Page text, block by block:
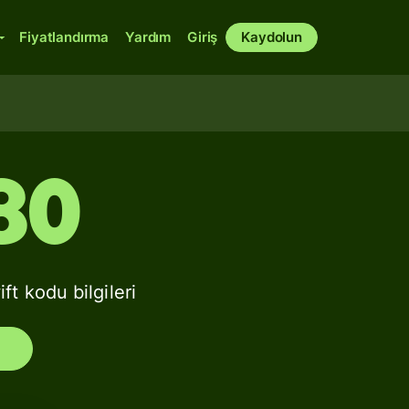
Fiyatlandırma Yardım Giriş Kaydolun
kodu bilgileri